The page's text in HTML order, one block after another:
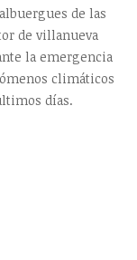
de las
de villanueva
la emergencia
climáticos
días.